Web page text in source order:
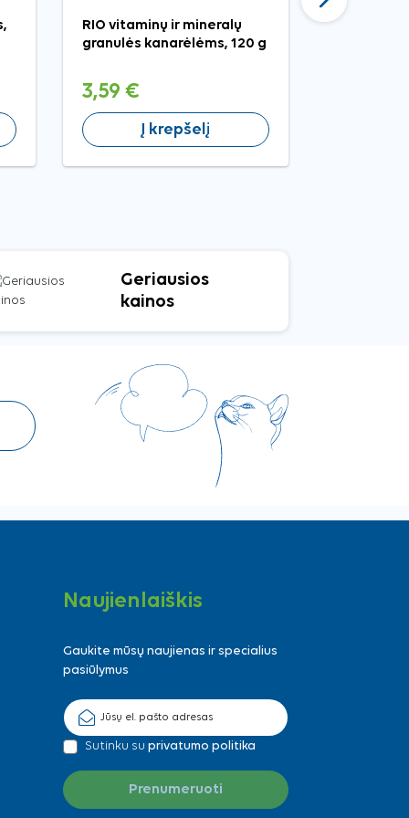
RIO vitaminų ir mineralų
granulės kanarėlėms, 120 g
3,59 €
Į krepšelį
Geriausios
kainos
Naujienlaiškis
Gaukite mūsų naujienas ir specialius
pasiūlymus
Sutinku su privatumo politika